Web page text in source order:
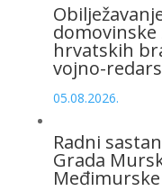
domovinske
hrvatskih
vojno-
05.08.2026.
Radni
Grada